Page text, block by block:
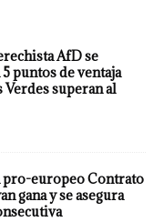
AfD se
puntos de ventaja
superan al
pro-europeo Contrato
gana y se asegura